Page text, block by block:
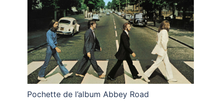
Pochette de l’album Abbey Road